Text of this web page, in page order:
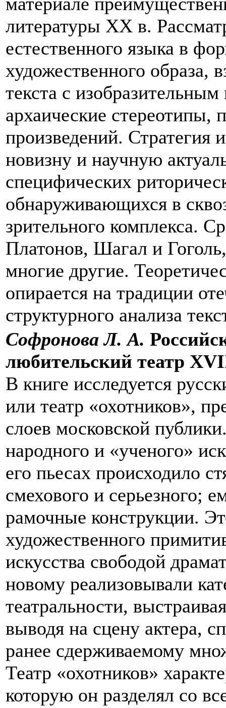
литературы XX в.
естественного языка в
художественного образа,
текста с
архаические стереотипы,
произведений. Стратегия
новизну и научную
специфических
обнаруживающихся в
зрительного комплекса.
Платонов, Шагал и
многие другие.
опирается на традиции
структурного анализа
Софронова Л. А.
любительский театр
В книге исследуется
или театр «охотников»,
слоев московской
народного и «ученого»
его пьесах происходило
смехового и серьезного;
рамочные конструкции.
художественного
искусства свободой
новому реализовывали
театральности,
выводя на сцену актера,
ранее сдерживаемому
Театр «охотников»
которую он разделял со